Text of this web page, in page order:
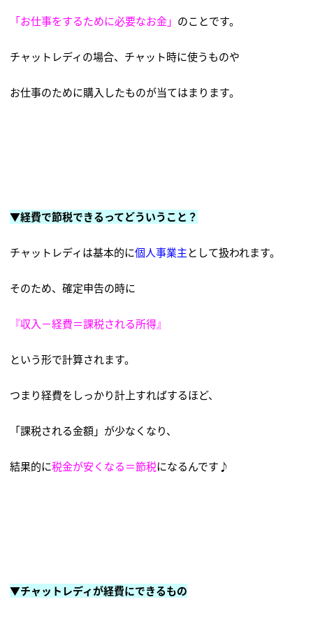
「お仕事をするために必要なお金」 のことです。
チャットレディの場合、チャット時に使うものや
お仕事のために購入したものが当てはまります。
▼経費で節税できるってどういうこと？
チャットレディは基本的に個人事業主 として扱われます。
そのため、確定申告の時に
『収入－経費＝課税される所得』
という形で計算されます。
つまり経費をしっかり計上すればするほど、
「課税される金額」が少なくなり、
結果的に税金が安くなる＝節税になるんです♪
▼チャットレディが経費にできるもの